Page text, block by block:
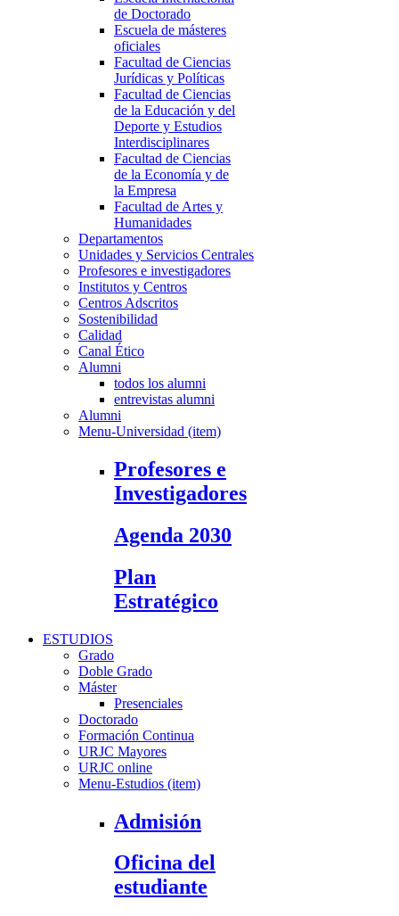
de Doctorado
Escuela de másteres
oficiales
Facultad de Ciencias
Jurídicas y Políticas
Facultad de Ciencias
de la Educación y del
Deporte y Estudios
Interdisciplinares
Facultad de Ciencias
de la Economía y de
la Empresa
Facultad de Artes y
Humanidades
Departamentos
Unidades y Servicios Centrales
Profesores e investigadores
Institutos y Centros
Centros Adscritos
Sostenibilidad
Calidad
Canal Ético
Alumni
todos los alumni
entrevistas alumni
Alumni
Menu-Universidad (item)
Profesores e
Investigadores
Agenda 2030
Plan
Estratégico
ESTUDIOS
Grado
Doble Grado
Máster
Presenciales
Doctorado
Formación Continua
URJC Mayores
URJC online
Menu-Estudios (item)
Admisión
Oficina del
estudiante